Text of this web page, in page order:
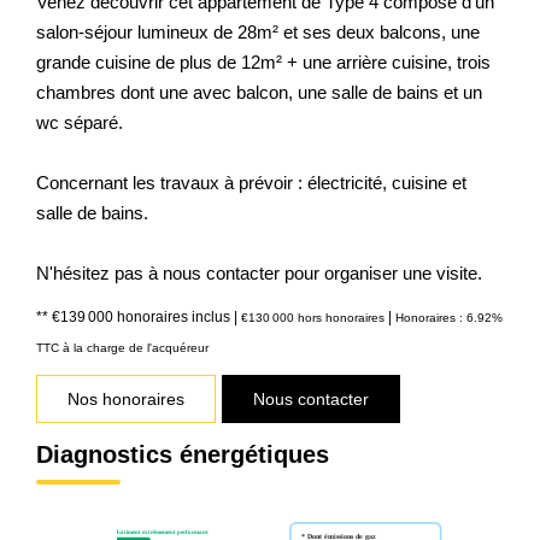
salon-séjour lumineux de 28m² et ses deux balcons, une
grande cuisine de plus de 12m² + une arrière cuisine, trois
chambres dont une avec balcon, une salle de bains et un
wc séparé.
Concernant les travaux à prévoir : électricité, cuisine et
salle de bains.
N'hésitez pas à nous contacter pour organiser une visite.
** €139 000 honoraires inclus | €130 000 hors honoraires | Honoraires : 6.92%
TTC à la charge de l'acquéreur
Nos honoraires Nous contacter
Diagnostics énergétiques